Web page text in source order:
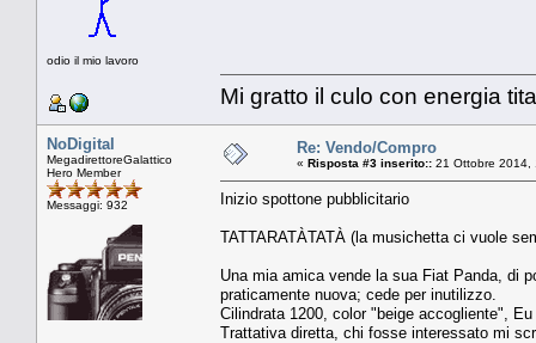
odio il mio lavoro
Mi gratto il culo con energia
NoDigital
MegadirettoreGalattico
Hero Member
Messaggi: 932
Re: Vendo/Compro
« Risposta #3 inserito:: 21 Ottobre 2014,
Inizio spottone pubblicitario
TATTARATÀTATÀ (la musichetta ci vuole
Una mia amica vende la sua Fiat Panda, di
praticamente nuova; cede per inutilizzo.
Cilindrata 1200, color "beige accogliente",
Trattativa diretta, chi fosse interessato mi